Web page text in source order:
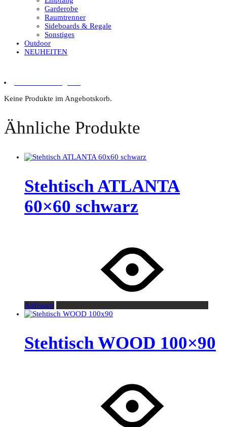
Garderobe
Raumtrenner
Sideboards & Regale
Sonstiges
Outdoor
NEUHEITEN
Keine Produkte im Angebotskorb.
Ähnliche Produkte
Stehtisch ATLANTA
60×60 schwarz
Anfragen
Stehtisch WOOD 100×90